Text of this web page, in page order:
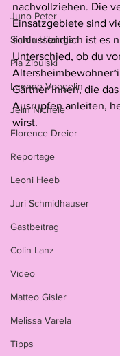
Juno Peter
Simon Hitzinger
Pia Zibulski
Leonne Voegelin
Jelïn Nichele
Florence Dreier
Reportage
Leoni Heeb
Juri Schmidhauser
Gastbeitrag
Colin Lanz
Video
Matteo Gisler
Melissa Varela
Tipps
nachvollziehen. Die
Einsatzgebiete sind
schlussendlich ist es
Unterschied, ob du
Gärtner*innen, die
Ausrupfen anleiten,
wirst.